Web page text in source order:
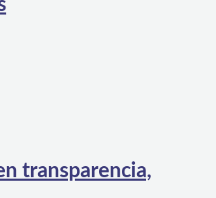
transparencia,